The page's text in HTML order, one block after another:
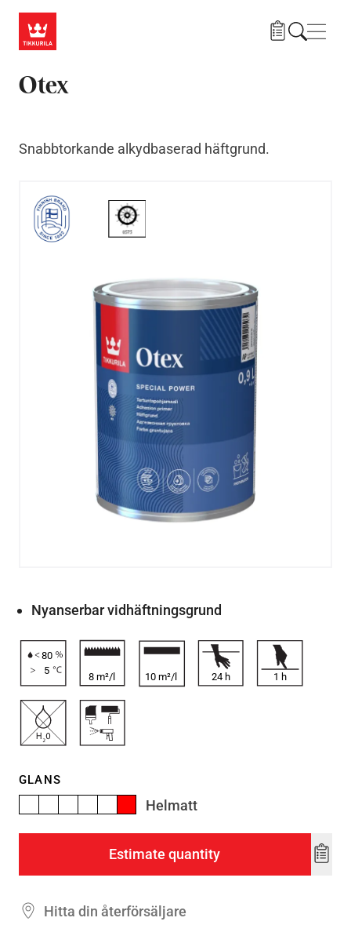
Otex
Snabbtorkande alkydbaserad häftgrund.
Nyanserbar vidhäftningsgrund
80
5
8 m²/l 10 m²/l 24 h 1 h
GLANS
Helmatt
Estimate quantity
Add
Hitta din återförsäljare